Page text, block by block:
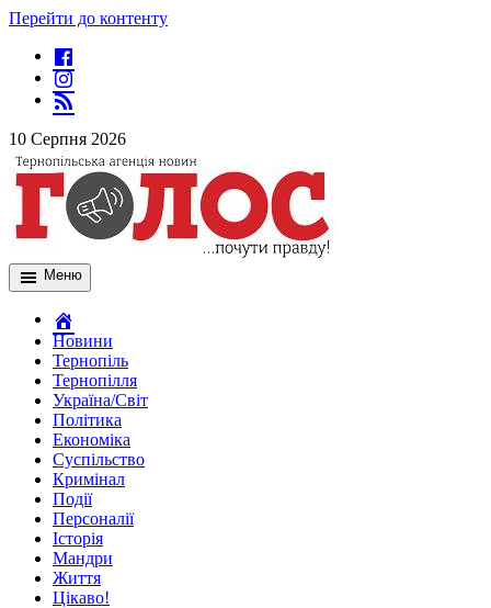
Перейти до контенту
10 Серпня 2026
Меню
Новини
Тернопіль
Тернопілля
Україна/Світ
Політика
Економіка
Суспільство
Кримінал
Події
Персоналії
Історія
Мандри
Життя
Цікаво!